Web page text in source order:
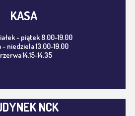
KASA
- piątek 8.00-19.00
niedziela 13.00-19.00
14.15-14.35
NCK